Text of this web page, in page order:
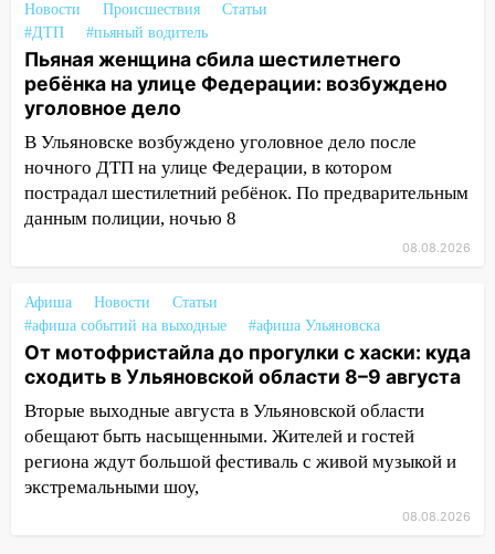
12:12
Прокуратура взяла на контроль
ДТП с шестилетним ребёнком на улице
Федерации
12:01 Пьяная женщина сбила
шестилетнего ребёнка на улице
Федерации: возбуждено уголовное дело
11:16 В Ульяновске ищут 37-летнего
мужчину, пропавшего ещё 19 июля
хаски: куда сходить в Ульяновской
области 8–9 августа
10:11 Директора ульяновской
«Нефтяной топливной компании» будут
судить за неуплату 48,4 млн рублей
налогов
09:28 Дети на дорогах: пострадали
велосипедисты, мотоциклисты и
Новости Происшествия
Статьи
#ДТП
#пьяный водитель
Пьяная женщина сбила шестилетнего
ребёнка на улице Федерации: возбуждено
уголовное дело
В Ульяновске возбуждено уголовное дело после
ночного ДТП на улице Федерации, в котором
пострадал шестилетний ребёнок. По предварительным
данным полиции, ночью 8
08.08.2026
Афиша Новости
Статьи
#афиша событий на выходные
#афиша Ульяновска
От мотофристайла до прогулки с хаски: куда
сходить в Ульяновской области 8–9 августа
Вторые выходные августа в Ульяновской области
обещают быть насыщенными. Жителей и гостей
региона ждут большой фестиваль с живой музыкой и
экстремальными шоу,
08.08.2026